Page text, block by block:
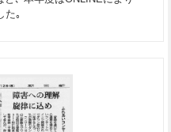
た｡